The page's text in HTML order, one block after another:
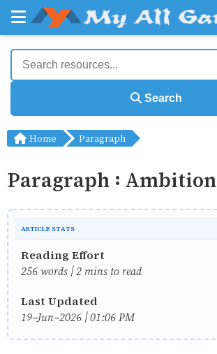
Search
Home Paragraph
Paragraph : Ambition
ARTICLE STATS
Reading Effort
256 words | 2 mins to read
Last Updated
19-Jun-2026 | 01:06 PM